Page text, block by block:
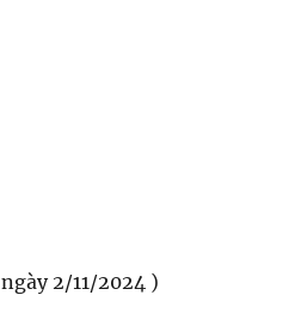
2/11/2024 )